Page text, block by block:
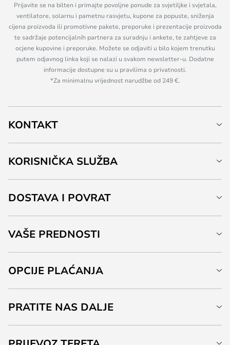
Prijavite se na bilten i primajte povoljne ponude za svjetiljke i svjetala,
ventilatore, solarnu i pametnu rasvjetu, kupone za popuste, sniženja
cijena proizvoda ili promotivne pakete, preporuke i prezentacije proizvoda
te sadržaje potencijalnih partnera za suradnju i ankete, te zahtjeve za
ocjene kupovine i preporuke. Možete se odjaviti u bilo kojem trenutku
putem odjavnog linka koji se nalazi u svakom newsletter-u. Dodatne
informacije dostupne su u pravilima o privatnosti.
*Za minimalnu vrijednost narudžbe od 249 €.
KONTAKT
KORISNIČKA SLUŽBA
DOSTAVA I POVRAT
VAŠE PREDNOSTI
OPCIJE PLAĆANJA
PRATITE NAS DALJE